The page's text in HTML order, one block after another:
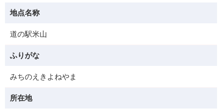
地点名称
道の駅米山
ふりがな
みちのえきよねやま
所在地